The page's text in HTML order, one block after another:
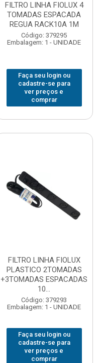
FILTRO LINHA FIOLUX 4
TOMADAS ESPACADA
REGUA RACK10A 1M
Código: 379295
Embalagem: 1 - UNIDADE
Faça seu login ou
cadastre-se para
ver preços e
comprar
FILTRO LINHA FIOLUX
PLASTICO 2TOMADAS
+3TOMADAS ESPACADAS
10...
Código: 379293
Embalagem: 1 - UNIDADE
Faça seu login ou
cadastre-se para
ver preços e
comprar